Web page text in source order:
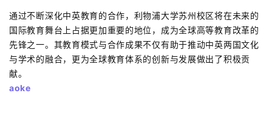
通过不断深化中英教育的合作，利物浦大学苏州校区将在未来的
国际教育舞台上占据更加重要的地位，成为全球高等教育改革的
先锋之一。其教育模式与合作成果不仅有助于推动中英两国文化
与学术的融合，更为全球教育体系的创新与发展做出了积极贡
献。
aoke